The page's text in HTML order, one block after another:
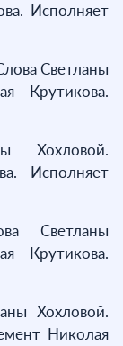
Исполняет
Светланы
Крутикова.
Хохловой.
Исполняет
Светланы
Крутикова.
Хохловой.
Николая